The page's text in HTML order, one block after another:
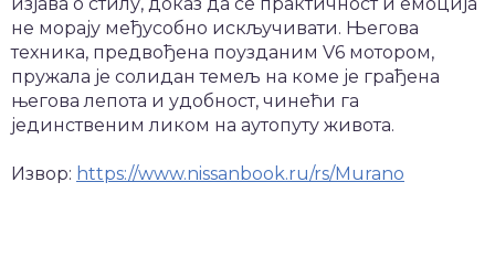
не морају међусобно искључивати. Његова
техника, предвођена поузданим V6 мотором,
пружала је солидан темељ на коме је грађена
његова лепота и удобност, чинећи га
јединственим ликом на аутопуту живота.
Извор: https://www.nissanbook.ru/rs/Murano